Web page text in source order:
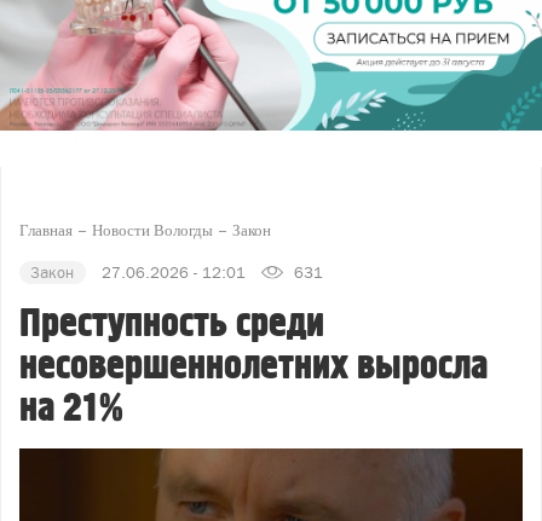
Главная Новости Вологды Закон
Закон 27.06.2026 - 12:01 631
Преступность среди
несовершеннолетних выросла
на 21%